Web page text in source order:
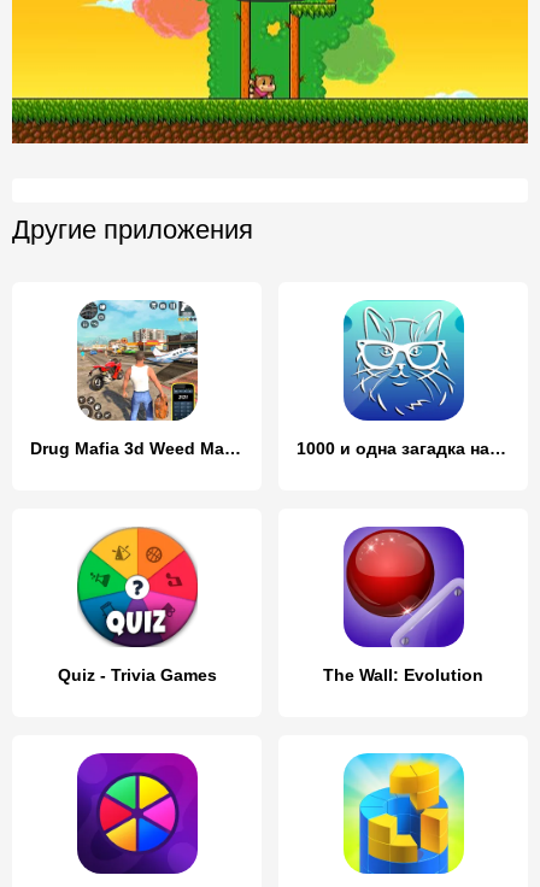
Другие приложения
Drug Mafia 3d Weed Mafia Games 1000 и одна загадка на логику.
Quiz - Trivia Games The Wall: Evolution